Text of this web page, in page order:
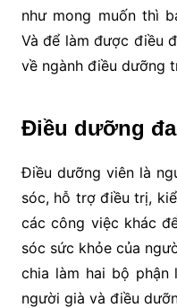
như mong muốn thì
Và để làm được điều
về ngành điều dưỡng
Điều dưỡng
Điều dưỡng viên là
sóc, hỗ trợ điều trị,
các công việc khác
sóc sức khỏe của
chia làm hai bộ phận
người già và điều